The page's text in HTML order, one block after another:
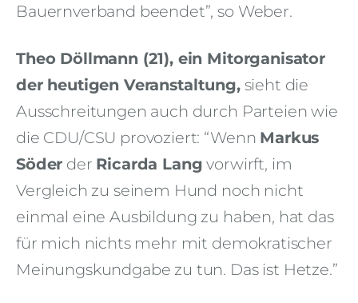
Bauernverband beendet”, so Weber.
Theo Döllmann (21), ein Mitorganisator
der heutigen Veranstaltung,sieht die
Ausschreitungen auch durch Parteien wie
die CDU/CSU provoziert: “Wenn Markus
Söder der Ricarda Lang vorwirft, im
Vergleich zu seinem Hund noch nicht
einmal eine Ausbildung zu haben, hat das
für mich nichts mehr mit demokratischer
Meinungskundgabe zu tun. Das ist Hetze.”